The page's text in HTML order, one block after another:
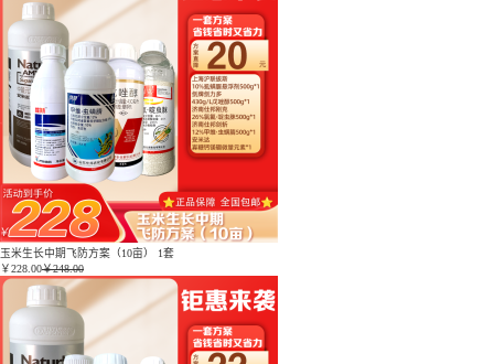
玉米生长中期飞防方案（10亩） 1套
￥228.00￥248.00